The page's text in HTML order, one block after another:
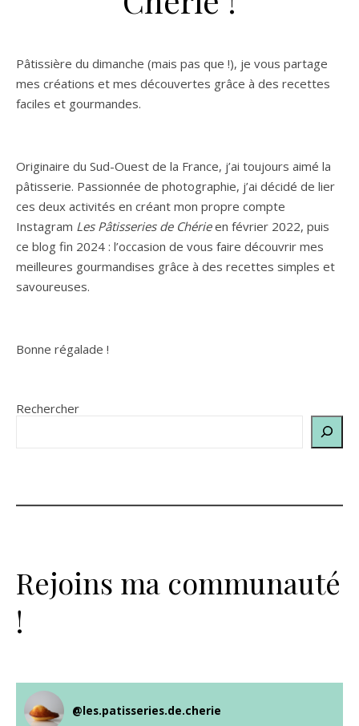
Pâtissière du dimanche (mais pas que !), je vous partage
mes créations et mes découvertes grâce à des recettes
faciles et gourmandes.
Originaire du Sud-Ouest de la France, j’ai toujours aimé la
pâtisserie. Passionnée de photographie, j’ai décidé de lier
ces deux activités en créant mon propre compte
Instagram Les Pâtisseries de Chérieen février 2022, puis
ce blog fin 2024 : l’occasion de vous faire découvrir mes
meilleures gourmandises grâce à des recettes simples et
savoureuses.
Bonne régalade !
Rechercher
Rejoins ma communauté
!
@les.patisseries.de.cherie